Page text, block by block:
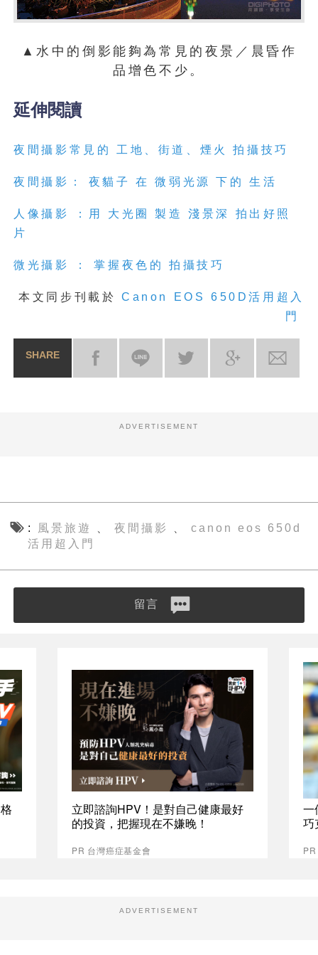
▲水中的倒影能夠為常見的夜景／晨昏作
品增色不少。
延伸閱讀
夜間攝影常見的 工地、街道、煙火 拍攝技巧
夜間攝影： 夜貓子 在 微弱光源 下的 生活
人像攝影 ：用 大光圈 製造 淺景深 拍出好照
片
微光攝影 ： 掌握夜色的 拍攝技巧
本文同步刊載於 Canon EOS 650D活用超入
門
SHARE
ADVERTISEMENT
風景旅遊 夜間攝影
canon eos 650d
活用超入門
留言
立即諮詢HPV！是對自己健康最好
的投資，把握現在不嫌晚！
PR 台灣癌症基金會
一
巧
ADVERTISEMENT